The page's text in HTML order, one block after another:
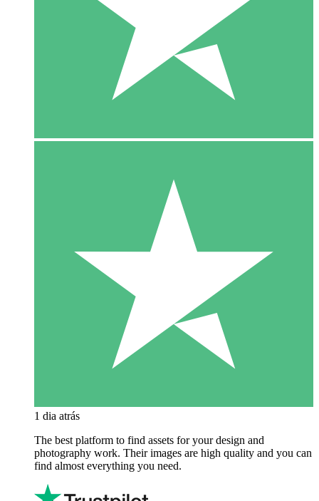
1 dia atrás
The best platform to find assets for your design and
photography work. Their images are high quality and you can
find almost everything you need.